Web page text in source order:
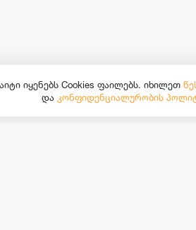
იყენებს Cookies ფაილებს. იხილეთ
და კონფიდენციალურობის